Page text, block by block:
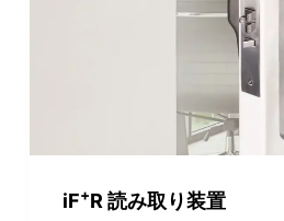
iF+R 読み取り装置